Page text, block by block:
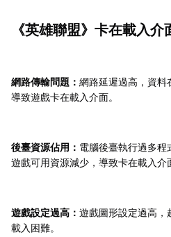
《英雄聯盟》卡在載入介
網路傳輸問題： 網路延遲過高，資料
導致遊戲卡在載入介面。
後臺資源佔用： 電腦後臺執行過多程
遊戲可用資源減少，導致卡在載入介
遊戲設定過高： 遊戲圖形設定過高，
載入困難。